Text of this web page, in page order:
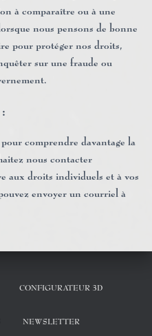
à comparaître ou à une
nous pensons de bonne
pour protéger nos droits,
sur une fraude ou
comprendre davantage la
nous contacter
aux droits individuels et à vos
envoyer un courriel à
CONFIGURATEUR 3D
NEWSLETTER